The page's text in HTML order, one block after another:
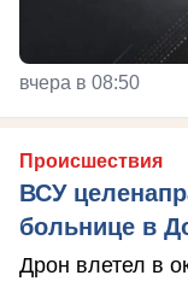
вчера в 08:50
Происшествия
ВСУ
больнице в
Дрон влетел в